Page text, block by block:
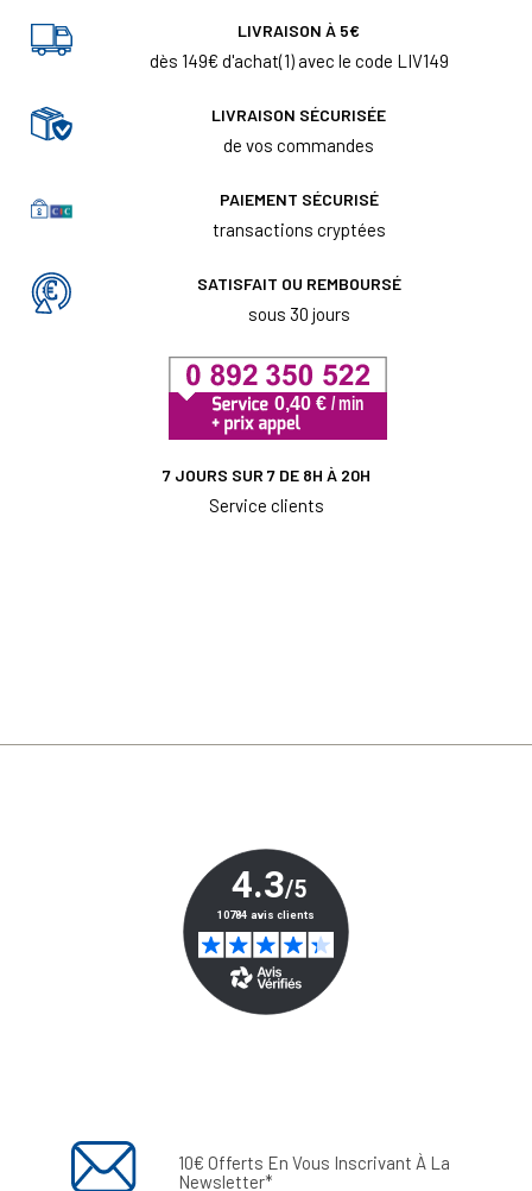
LIVRAISON À 5€
dès 149€ d'achat(1) avec le code LIV149
LIVRAISON SÉCURISÉE
de vos commandes
PAIEMENT SÉCURISÉ
transactions cryptées
SATISFAIT OU REMBOURSÉ
sous 30 jours
7 JOURS SUR 7 DE 8H À 20H
Service clients
10€ Offerts En Vous Inscrivant À La
Newsletter*